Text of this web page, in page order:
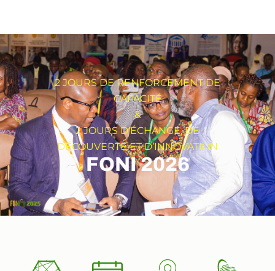
2 JOURS DE RENFORCEMENT DE
CAPACITÉ
&
2 JOURS D’ÉCHANGE, DE
DÉCOUVERTE ET D’INNOVATION
FONI 2026